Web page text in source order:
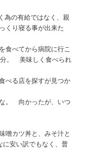
の有給ではなく、親
くり寝る事が出来た
食べてから病院に行こ
。 美味しく食べられ
べる店を探すが見つか
。 向かったが、いつ
カツ丼と、みそ汁と
安い訳でもなく、普